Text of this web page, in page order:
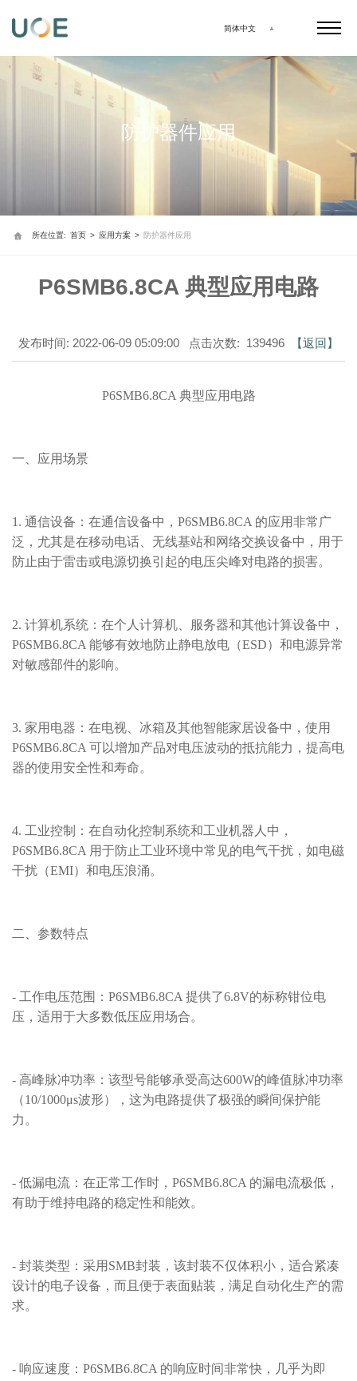
简体中文
防护器件应用
所在位置: 首页 > 应用方案 > 防护器件应用
P6SMB6.8CA 典型应用电路
发布时间: 2022-06-09 05:09:00 点击次数: 139496 【返回】
P6SMB6.8CA 典型应用电路
一、应用场景
1. 通信设备：在通信设备中，P6SMB6.8CA 的应用非常广
泛，尤其是在移动电话、无线基站和网络交换设备中，用于
防止由于雷击或电源切换引起的电压尖峰对电路的损害。
2. 计算机系统：在个人计算机、服务器和其他计算设备中，
P6SMB6.8CA 能够有效地防止静电放电（ESD）和电源异常
对敏感部件的影响。
3. 家用电器：在电视、冰箱及其他智能家居设备中，使用
P6SMB6.8CA 可以增加产品对电压波动的抵抗能力，提高电
器的使用安全性和寿命。
4. 工业控制：在自动化控制系统和工业机器人中，
P6SMB6.8CA 用于防止工业环境中常见的电气干扰，如电磁
干扰（EMI）和电压浪涌。
二、参数特点
- 工作电压范围：P6SMB6.8CA 提供了6.8V的标称钳位电
压，适用于大多数低压应用场合。
- 高峰脉冲功率：该型号能够承受高达600W的峰值脉冲功率
（10/1000μs波形），这为电路提供了极强的瞬间保护能
力。
- 低漏电流：在正常工作时，P6SMB6.8CA 的漏电流极低，
有助于维持电路的稳定性和能效。
- 封装类型：采用SMB封装，该封装不仅体积小，适合紧凑
设计的电子设备，而且便于表面贴装，满足自动化生产的需
求。
- 响应速度：P6SMB6.8CA 的响应时间非常快，几乎为即